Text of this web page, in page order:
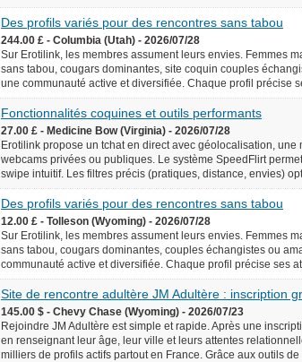
Des profils variés pour des rencontres sans tabou
244.00 £ - Columbia (Utah) - 2026/07/28
Sur Erotilink, les membres assument leurs envies. Femmes
sans tabou, cougars dominantes, site coquin couples
une communauté active et diversifiée. Chaque profil précise
Fonctionnalités coquines et outils performants
27.00 £ - Medicine Bow (Virginia) - 2026/07/28
Erotilink propose un tchat en direct avec géolocalisation,
webcams privées ou publiques. Le système SpeedFlirt
swipe intuitif. Les filtres précis (pratiques, distance, envies)
Des profils variés pour des rencontres sans tabou
12.00 £ - Tolleson (Wyoming) - 2026/07/28
Sur Erotilink, les membres assument leurs envies. Femmes
sans tabou, cougars dominantes, couples échangistes ou
communauté active et diversifiée. Chaque profil précise ses
Site de rencontre adultère JM Adultère : inscription
145.00 $ - Chevy Chase (Wyoming) - 2026/07/23
Rejoindre JM Adultère est simple et rapide. Après une
en renseignant leur âge, leur ville et leurs attentes
milliers de profils actifs partout en France. Grâce aux outils